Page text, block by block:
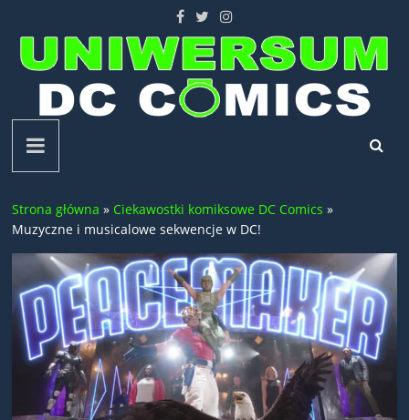
content
Uniwersum
DC
Comics
Strona główna » Ciekawostki komiksowe DC Comics »
Muzyczne i musicalowe sekwencje w DC!